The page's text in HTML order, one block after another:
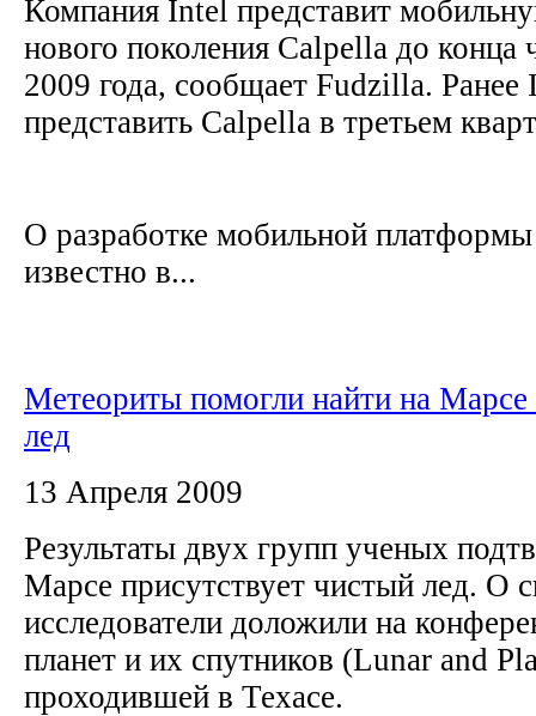
Компания Intel представит
нового поколения Calpella до конца
2009 года, сообщает Fudzilla. Ранее
представить Calpella в третьем
О разработке мобильной
известно в...
Метеориты помогли найти на
лед
13 Апреля 2009
Результаты двух групп ученых
Марсе присутствует чистый лед. О
исследователи доложили на
планет и их спутников (Lunar and
проходившей в Техасе.